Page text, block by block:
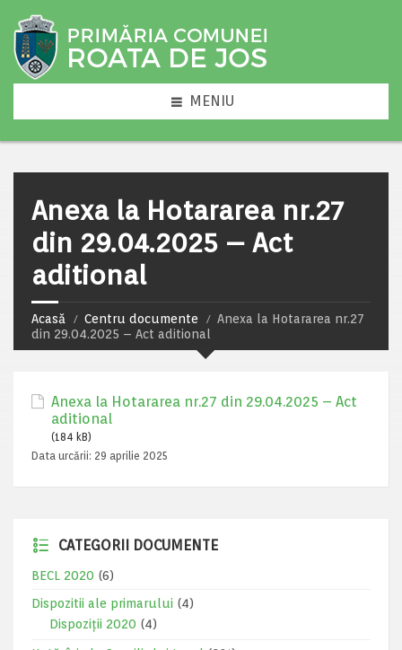
MENIU
Anexa la Hotararea nr.27
din 29.04.2025 – Act
aditional
Acasă Centru documente
Anexa la Hotararea nr.27
din 29.04.2025 – Act aditional
Anexa la Hotararea nr.27 din 29.04.2025 – Act
aditional
(184 kB)
Data urcării: 29 aprilie 2025
CATEGORII DOCUMENTE
BECL 2020 (6)
Dispozitii ale primarului (4)
Dispoziții 2020 (4)